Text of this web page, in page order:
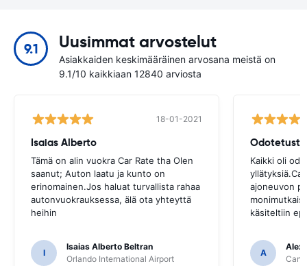
9.1 Uusimmat arvostelut
Asiakkaiden keskimääräinen arvosana meistä on
9.1/10 kaikkiaan 12840 arviosta
18-01-2021
Isaias Alberto
Tämä on alin vuokra Car Rate tha Olen
saanut; Auton laatu ja kunto on
erinomainen.Jos haluat turvallista rahaa
autonvuokrauksessa, älä ota yhteyttä
heihin
I
Isaias Alberto Beltran
Orlando International Airport
Odotetusti
Kaikki oli
ajoneuvon
käsiteltiin
A
Alex